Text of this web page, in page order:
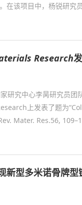
在该项目中，杨锐研究
合多家单位为“奋斗者”
...
Research
研究中心李昺研究员团
上发表了题为
Mater. Res.56,
物理机制、材料发现、
名了“庞压卡效...
新型多米诺骨牌型